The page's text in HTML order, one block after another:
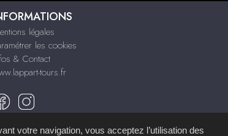
légales
les cookies
& Contact
tours.fr
votre navigation, vous acceptez l’utilisation des